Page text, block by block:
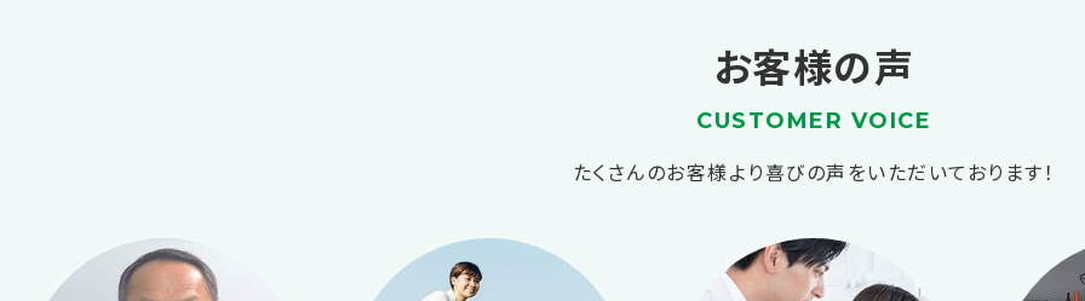
お客様の声
CUSTOMER VOICE
たくさんのお客様より喜びの声をいただいております！